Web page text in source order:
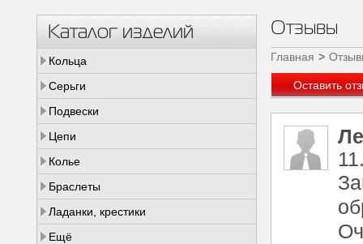
Каталог изделий
Кольца
Серьги
Подвески
Цепи
Колье
Браслеты
Ладанки, крестики
Ещё
Отзывы
Главная